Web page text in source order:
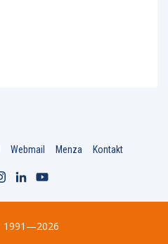
Webmail Menza Kontakt
1991—2026